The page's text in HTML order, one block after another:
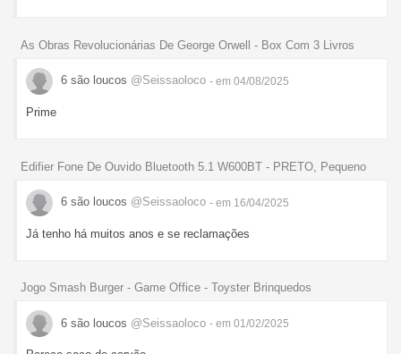
As Obras Revolucionárias De George Orwell - Box Com 3 Livros
6 são loucos @Seissaoloco - em 04/08/2025
Prime
Edifier Fone De Ouvido Bluetooth 5.1 W600BT - PRETO, Pequeno
6 são loucos @Seissaoloco - em 16/04/2025
Já tenho há muitos anos e se reclamações
Jogo Smash Burger - Game Office - Toyster Brinquedos
6 são loucos @Seissaoloco - em 01/02/2025